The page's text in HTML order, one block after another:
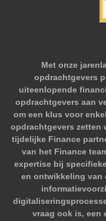
Met onze
opdrachtgevers
uiteenlopende
opdrachtgevers aan
om een klus voor
opdrachtgevers zetten
tijdelijke Finance
van het Finance
expertise bij
en ontwikkeling van
vraag ook is, een